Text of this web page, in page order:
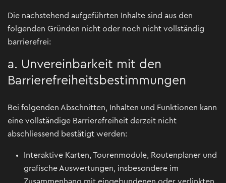
Die nachstehend aufgeführten Inhalte sind aus den
folgenden Gründen nicht oder noch nicht vollständig
barrierefrei:
a. Unvereinbarkeit mit den
Barrierefreiheitsbestimmungen
Bei folgenden Abschnitten, Inhalten und Funktionen kann
eine vollständige Barrierefreiheit derzeit nicht
abschliessend bestätigt werden:
Interaktive Karten, Tourenmodule, Routenplaner und
grafische Auswertungen, insbesondere im